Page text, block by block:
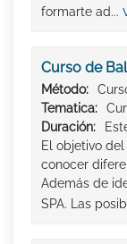
formarte ad...
Curso de
Método:
Tematica:
Duración:
El objetivo
conocer
Además de
SPA. Las